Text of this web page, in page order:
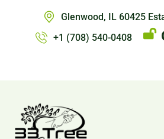
Glenwood, IL 60425
+1 (708) 540-0408